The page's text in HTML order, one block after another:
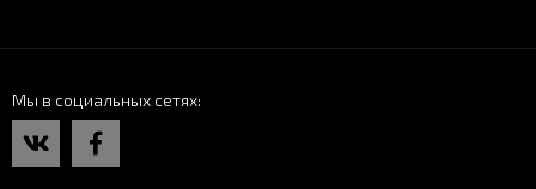
Мы в социальных сетях